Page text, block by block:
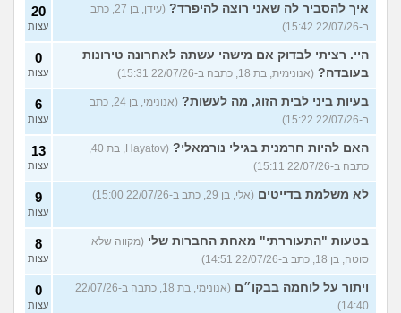
איך להסביר לה שאני רוצה להיפרד?
(עידן, בן 27, כתב
ב-22/07/26 15:42)
20
עצות
היי. רציתי לבדוק אם מישהי עשתה לאחרונה טירונות
בעובדה? (אנונימית, בת 18, כתבה ב-22/07/26 15:31)
0
עצות
בעיות ביני לבית הזוג, מה לעשות?
(אנונימי, בן 24, כתב
ב-22/07/26 15:22)
6
עצות
האם להיות חרמנית בגילי נורמאלי?
(Hayatov, בת 40,
כתבה ב-22/07/26 15:11)
13
עצות
לא משלמת בדייטים (אלי, בן 29, כתב ב-22/07/26 15:00) 9
עצות
בטעות "התעוררתי" מאחת החברות שלי (מקווה שלא
סוטה, בן 18, כתב ב-22/07/26 14:51)
8
עצות
ויתור על לוחמה בבקו״ם
(אנונימי, בת 18, כתבה ב-22/07/26
14:40)
0
עצות